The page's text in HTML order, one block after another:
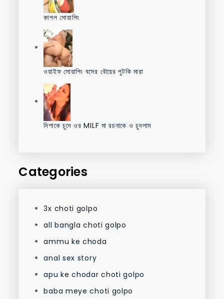
কাপল সোয়াপিং
ওয়াইফ সোয়াপিং বসের বৌয়ের পুটকি মারা
দিশাকে চুদে ওর MILF মা রচনাকে ও চুদলাম
Categories
3x choti golpo
all bangla choti golpo
ammu ke choda
anal sex story
apu ke chodar choti golpo
baba meye choti golpo